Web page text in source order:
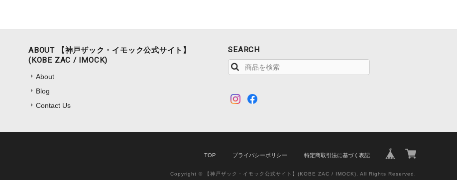
ABOUT 【神戸ザック・イモック公式サイト】
(KOBE ZAC / IMOCK)
About
Blog
Contact Us
SEARCH
TOP プライバシーポリシー 特定商取引法に基づく表記
Copyright © 【神戸ザック・イモック公式サイト】(KOBE ZAC / IMOCK). All Rights Reserved.